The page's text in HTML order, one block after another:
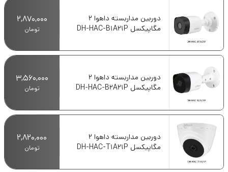
دوربین مداربسته داهوا 2
مگاپیکسل DH-HAC-B1A21P
2,870,000
تومان
دوربین مداربسته داهوا 2
مگاپیکسل DH-HAC-B2A21P
3,560,000
تومان
دوربین مداربسته داهوا 2
مگاپیکسل DH-HAC-T1A21P
2,820,000
تومان